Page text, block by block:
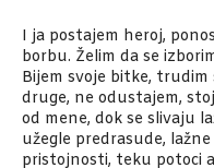
I ja postajem heroj,
borbu. Želim da se
Bijem svoje bitke, trudim
druge, ne odustajem,
od mene, dok se slivaju
užegle predrasude,
pristojnosti, teku potoci